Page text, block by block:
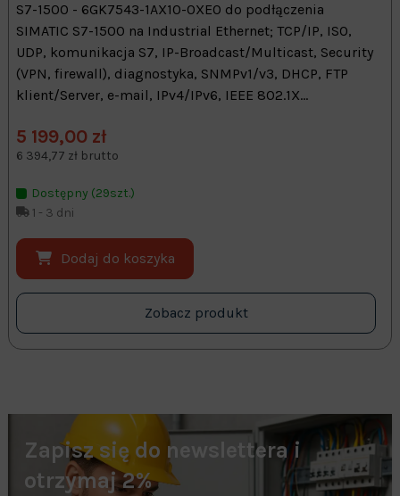
S7-1500 - 6GK7543-1AX10-0XE0 do podłączenia
SIMATIC S7-1500 na Industrial Ethernet; TCP/IP, ISO,
UDP, komunikacja S7, IP-Broadcast/Multicast, Security
(VPN, firewall), diagnostyka, SNMPv1/v3, DHCP, FTP
klient/Server, e-mail, IPv4/IPv6, IEEE 802.1X...
5 199,00 zł
6 394,77 zł brutto
Dostępny (29szt.)
1 - 3 dni
Dodaj do koszyka
Zobacz produkt
Zapisz się do newslettera i
otrzymaj 2%